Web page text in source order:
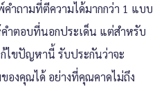
ำถามที่ตีความได้มากกว่า 1 แบบ
คำตอบที่นอกประเด็น แต่สำหรับ
ไขปัญหานี้ รับประกันว่าจะ
องคุณได้ อย่างที่คุณคาดไม่ถึง